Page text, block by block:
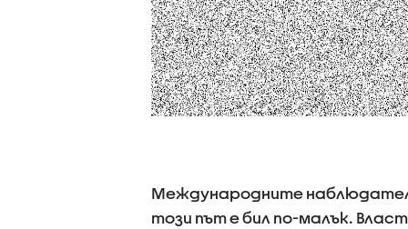
Международните
този път е бил по-малък.